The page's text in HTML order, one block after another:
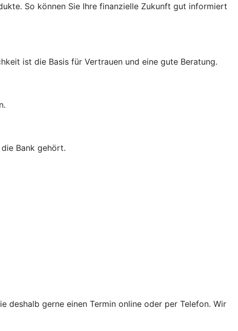
So können Sie Ihre finanzielle Zukunft gut informiert
ist die Basis für Vertrauen und eine gute Beratung.
Bank gehört.
deshalb gerne einen Termin online oder per Telefon. Wir